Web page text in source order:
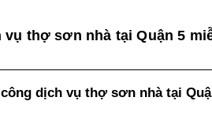
thợ sơn nhà tại Quận 5
dịch vụ thợ sơn nhà tại